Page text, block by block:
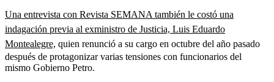
Una entrevista con Revista SEMANA también le costó una
indagación previa al exministro de Justicia, Luis Eduardo
Montealegre, quien renunció a su cargo en octubre del año pasado
después de protagonizar varias tensiones con funcionarios del
mismo Gobierno Petro.